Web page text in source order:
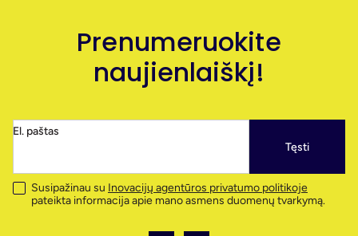
Prenumeruokite
naujienlaiškį!
El. paštas
Tęsti
Susipažinau su Inovacijų agentūros privatumo politikoje
pateikta informacija apie mano asmens duomenų tvarkymą.